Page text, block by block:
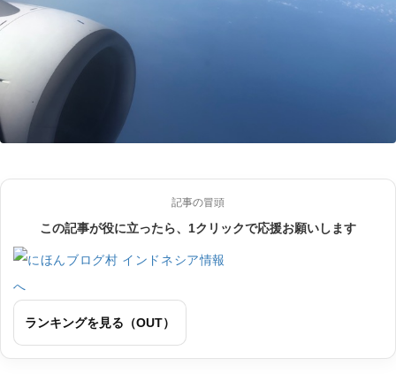
記事の冒頭
この記事が役に立ったら、1クリックで応援お願いします
ランキングを見る（OUT）